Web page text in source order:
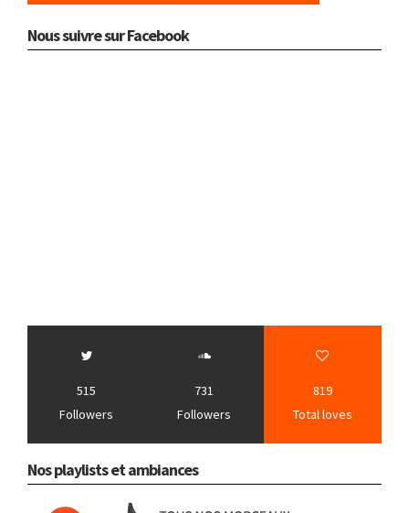
Nous suivre sur Facebook
515
Followers
731
Followers
819
Total loves
Nos playlists et ambiances